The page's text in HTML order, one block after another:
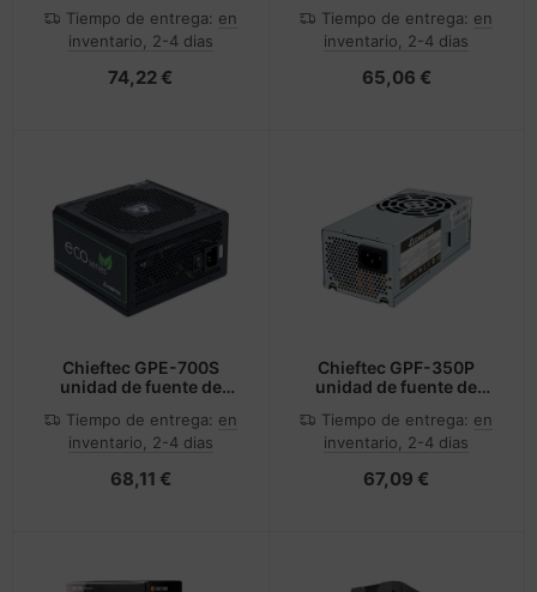
pin ATX PS/2 Negro
Tiempo de entrega: en
inventario, 2-4 dias
74,22 €
pin ATX PS/2 Negro
Tiempo de entrega: en
inventario, 2-4 dias
65,06 €
Chieftec GPE-700S
unidad de fuente de
pin ATX PS/2 Negro
Tiempo de entrega: en
inventario, 2-4 dias
68,11 €
Chieftec GPF-350P
unidad de fuente de
20+4 pin ATX TFX Plata
Tiempo de entrega: en
inventario, 2-4 dias
67,09 €